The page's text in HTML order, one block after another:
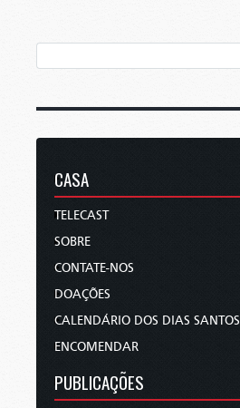
CASA
TELECAST
SOBRE
CONTATE-NOS
DOAÇÕES
CALENDÁRIO DOS DIAS SANTOS
ENCOMENDAR
PUBLICAÇÕES